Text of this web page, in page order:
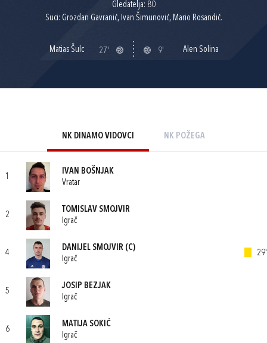
Gledatelja: 80
Suci: Grozdan Gavranić, Ivan Šimunović, Mario Rosandić.
Matias Šulc 27' 9' Alen Solina
NK DINAMO VIDOVCI NK POŽEGA
1
IVAN BOŠNJAK
Vratar
2
TOMISLAV SMOJVIR
Igrač
4
DANIJEL SMOJVIR (C)
Igrač
29'
5
JOSIP BEZJAK
Igrač
6
MATIJA SOKIĆ
Igrač